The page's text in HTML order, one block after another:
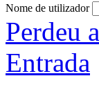
Nome de utilizador
Perdeu
Entrada